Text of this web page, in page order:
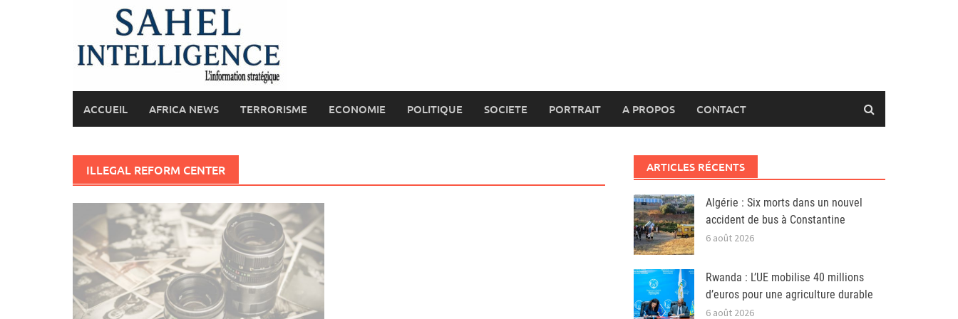
ACCUEIL AFRICA NEWS TERRORISME ECONOMIE POLITIQUE SOCIETE PORTRAIT A PROPOS CONTACT
ILLEGAL REFORM CENTER ARTICLES RÉCENTS
Algérie : Six morts dans un nouvel
accident de bus à Constantine
6 août 2026
Rwanda : L’UE mobilise 40 millions
d’euros pour une agriculture durable
6 août 2026